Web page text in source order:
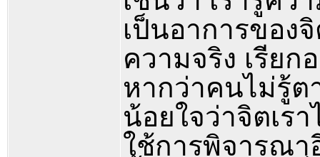
เป็นอาการของ
ความจริง เรีย
หากว่าคนไม่รู้ต
น้อยใจว่าจิตเร
ใช้การพิจารณา